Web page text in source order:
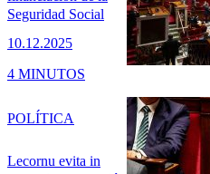
Seguridad Social
10.12.2025
4 MINUTOS
Lecornu evita in
POLÍTICA